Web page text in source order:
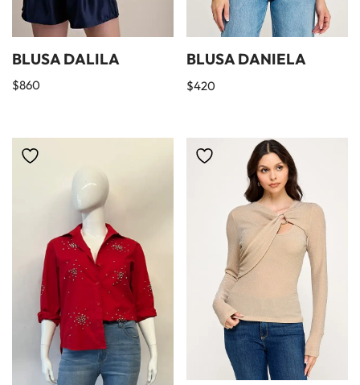
BLUSA DALILA
$860
BLUSA DANIELA
$420